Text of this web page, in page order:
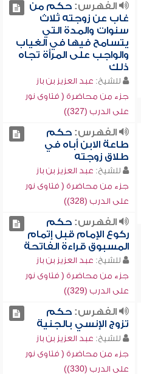
الفهرس:حكم من
غاب عن زوجته ثلاث
سنوات والمدة التي
يتسامح فيها في الغياب
والواجب على المرأة تجاه
ذلك
للشيخ: عبد العزيز بن باز
جزء من محاضرة ( فتاوى نور
على الدرب (327))
الفهرس:حكم
طاعة الابن أباه في
طلاق زوجته
للشيخ: عبد العزيز بن باز
جزء من محاضرة ( فتاوى نور
على الدرب (328))
الفهرس:حكم
ركوع الإمام قبل إتمام
المسبوق قراءة الفاتحة
للشيخ: عبد العزيز بن باز
جزء من محاضرة ( فتاوى نور
على الدرب (329))
الفهرس:حكم
تزوج الإنسي بالجنية
للشيخ: عبد العزيز بن باز
جزء من محاضرة ( فتاوى نور
على الدرب (330))